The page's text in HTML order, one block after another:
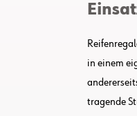
in einem
tragende